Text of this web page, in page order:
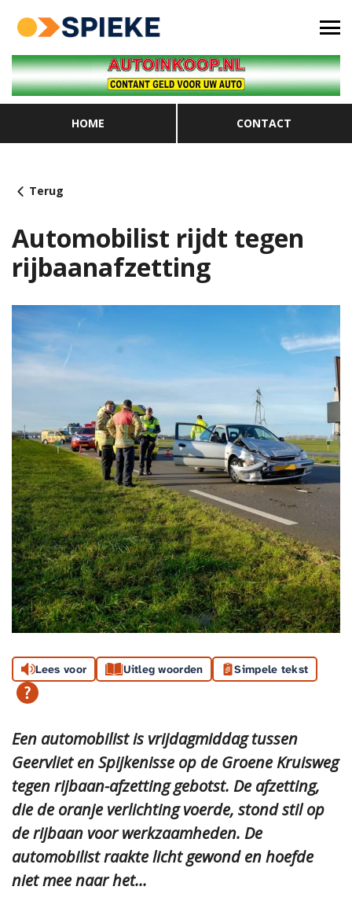
HOME CONTACT
Terug
Automobilist rijdt tegen
rijbaanafzetting
Lees voor Uitleg woorden Simpele tekst
Een automobilist is vrijdagmiddag tussen
Geervliet en Spijkenisse op de Groene Kruisweg
tegen rijbaan-afzetting gebotst. De afzetting,
die de oranje verlichting voerde, stond stil op
de rijbaan voor werkzaamheden. De
automobilist raakte licht gewond en hoefde
niet mee naar het...